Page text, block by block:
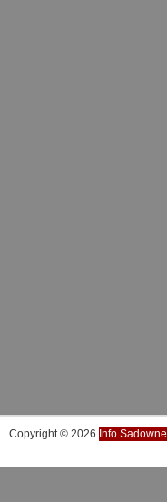
Copyright © 2026 Info Sadowne